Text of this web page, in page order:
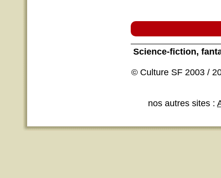
Science-fiction,
© Culture SF 2003 /
nos autres sites :